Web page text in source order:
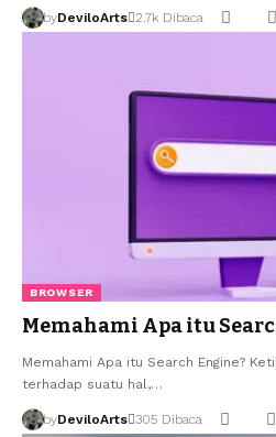
byDeviloArts 2.7k Dibaca
BROWSER
Memahami Apa itu
Memahami Apa itu Search Engine?
terhadap suatu hal,…
byDeviloArts 305 Dibaca